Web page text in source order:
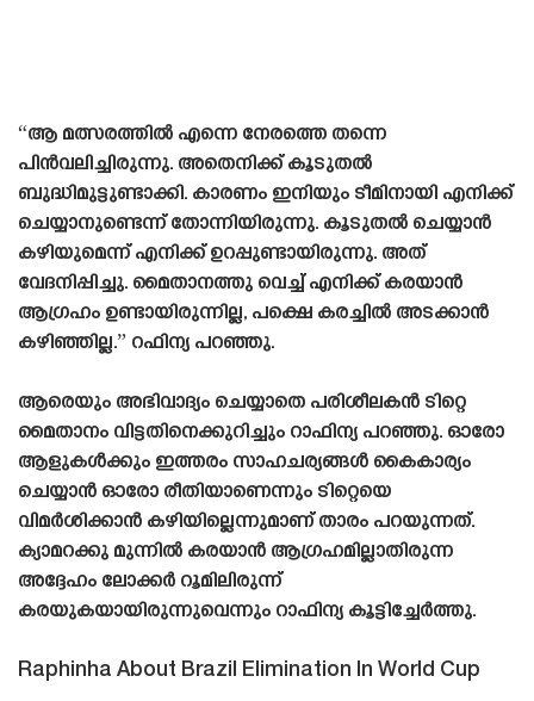
“ആ മത്സരത്തിൽ എന്നെ നേരത്തെ തന്നെ
പിൻവലിച്ചിരുന്നു. അതെനിക്ക് കൂടുതൽ
ബുദ്ധിമുട്ടുണ്ടാക്കി. കാരണം ഇനിയും ടീമിനായി എനിക്ക്
ചെയ്യാനുണ്ടെന്ന് തോന്നിയിരുന്നു. കൂടുതൽ ചെയ്യാൻ
കഴിയുമെന്ന് എനിക്ക് ഉറപ്പുണ്ടായിരുന്നു. അത്
വേദനിപ്പിച്ചു. മൈതാനത്തു വെച്ച് എനിക്ക് കരയാൻ
ആഗ്രഹം ഉണ്ടായിരുന്നില്ല, പക്ഷെ കരച്ചിൽ അടക്കാൻ
കഴിഞ്ഞില്ല.” റഫിന്യ പറഞ്ഞു.
ആരെയും അഭിവാദ്യം ചെയ്യാതെ പരിശീലകൻ ടിറ്റെ
മൈതാനം വിട്ടതിനെക്കുറിച്ചും റാഫിന്യ പറഞ്ഞു. ഓരോ
ആളുകൾക്കും ഇത്തരം സാഹചര്യങ്ങൾ കൈകാര്യം
ചെയ്യാൻ ഓരോ രീതിയാണെന്നും ടിറ്റെയെ
വിമർശിക്കാൻ കഴിയില്ലെന്നുമാണ് താരം പറയുന്നത്.
ക്യാമറക്കു മുന്നിൽ കരയാൻ ആഗ്രഹമില്ലാതിരുന്ന
അദ്ദേഹം ലോക്കർ റൂമിലിരുന്ന്
കരയുകയായിരുന്നുവെന്നും റാഫിന്യ കൂട്ടിച്ചേർത്തു.
Raphinha About Brazil Elimination In World Cup